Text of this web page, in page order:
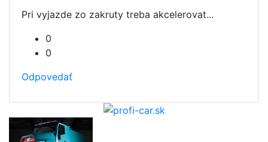
Pri vyjazde zo zakruty treba akcelerovat...
0
0
Odpovedať